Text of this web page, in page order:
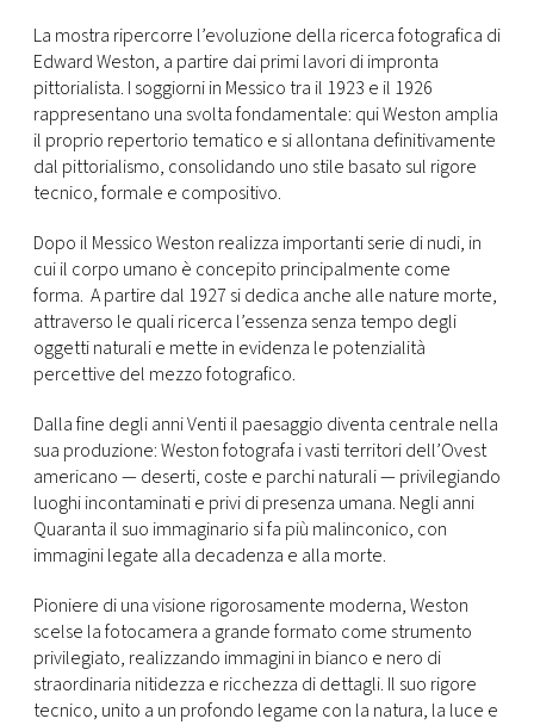
La mostra ripercorre l’evoluzione della ricerca fotografica di
Edward Weston, a partire dai primi lavori di impronta
pittorialista. I soggiorni in Messico tra il 1923 e il 1926
rappresentano una svolta fondamentale: qui Weston amplia
il proprio repertorio tematico e si allontana definitivamente
dal pittorialismo, consolidando uno stile basato sul rigore
tecnico, formale e compositivo.
Dopo il Messico Weston realizza importanti serie di nudi, in
cui il corpo umano è concepito principalmente come
forma. A partire dal 1927 si dedica anche alle nature morte,
attraverso le quali ricerca l’essenza senza tempo degli
oggetti naturali e mette in evidenza le potenzialità
percettive del mezzo fotografico.
Dalla fine degli anni Venti il paesaggio diventa centrale nella
sua produzione: Weston fotografa i vasti territori dell’Ovest
americano — deserti, coste e parchi naturali — privilegiando
luoghi incontaminati e privi di presenza umana. Negli anni
Quaranta il suo immaginario si fa più malinconico, con
immagini legate alla decadenza e alla morte.
Pioniere di una visione rigorosamente moderna, Weston
scelse la fotocamera a grande formato come strumento
privilegiato, realizzando immagini in bianco e nero di
straordinaria nitidezza e ricchezza di dettagli. Il suo rigore
tecnico, unito a un profondo legame con la natura, la luce e